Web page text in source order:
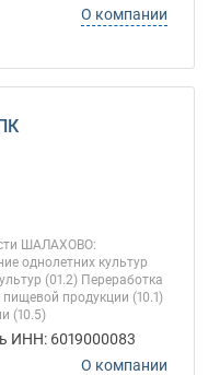
О компании
ШАЛАХОВО:
однолетних культур
(01.2) Переработка
продукции (10.1)
(10.5)
ИНН: 6019000083
О компании